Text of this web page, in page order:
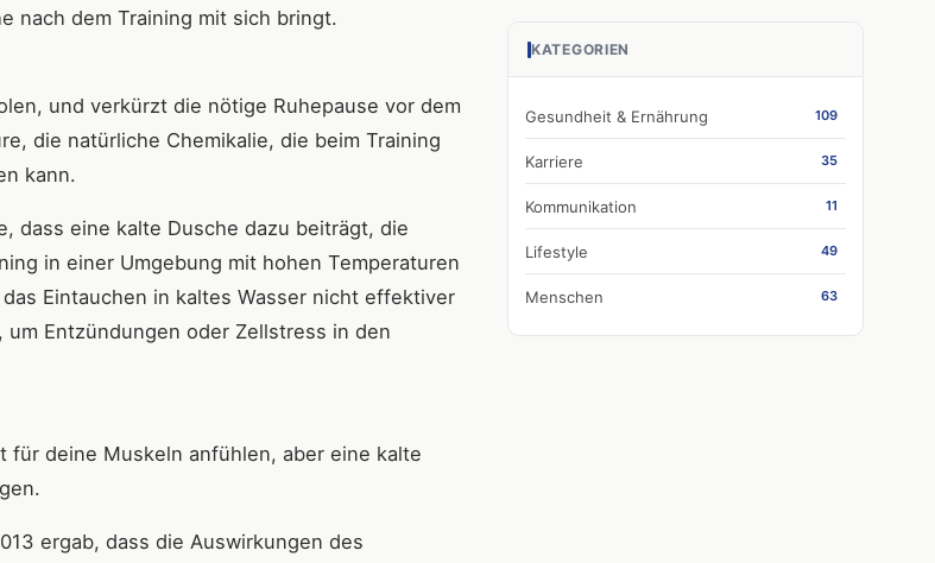
nach dem Training mit sich bringt.
und verkürzt die nötige Ruhepause vor dem
die natürliche Chemikalie, die beim Training
kann.
dass eine kalte Dusche dazu beiträgt, die
in einer Umgebung mit hohen Temperaturen
Eintauchen in kaltes Wasser nicht effektiver
Entzündungen oder Zellstress in den
für deine Muskeln anfühlen, aber eine kalte
ergab, dass die Auswirkungen des
KATEGORIEN
Gesundheit & Ernährung 109
Karriere 35
Kommunikation 11
Lifestyle 49
Menschen 63